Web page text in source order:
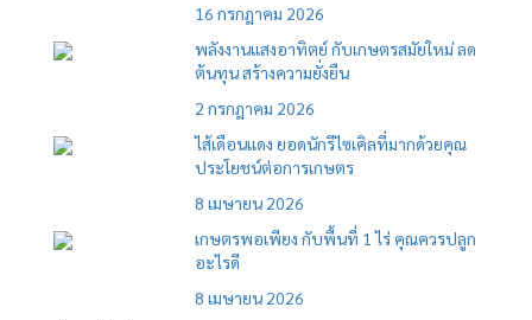
16 กรกฎาคม 2026
พลังงานแสงอาทิตย์ กับเกษตรสมัยใหม่ ลด
ต้นทุน สร้างความยั่งยืน
2 กรกฎาคม 2026
ไส้เดือนแดง ยอดนักรีไซเคิลที่มากด้วยคุณ
ประโยชน์ต่อการเกษตร
8 เมษายน 2026
เกษตรพอเพียง กับพื้นที่ 1 ไร่ คุณควรปลูก
อะไรดี
8 เมษายน 2026